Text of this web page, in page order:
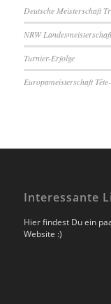
Deutsche Meisterschaft
NRW
Turnier-Erfolge
Europameisterschaft
Interessante
Hier findest Du ein
Website :)